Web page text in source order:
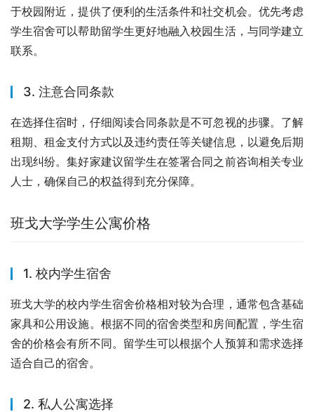
于校园附近，提供了便利的生活条件和社交机会。优先考虑
学生宿舍可以帮助留学生更好地融入校园生活，与同学建立
联系。
3. 注意合同条款
在选择住宿时，仔细阅读合同条款是不可忽视的步骤。了解
租期、租金支付方式以及违约责任等关键信息，以避免后期
出现纠纷。集好家建议留学生在签署合同之前咨询相关专业
人士，确保自己的权益得到充分保障。
班戈大学学生公寓价格
1. 校内学生宿舍
班戈大学的校内学生宿舍价格相对较为合理，通常包含基础
家具和公用设施。根据不同的宿舍类型和房间配置，学生宿
舍的价格会有所不同。留学生可以根据个人预算和需求选择
适合自己的宿舍。
2. 私人公寓选择